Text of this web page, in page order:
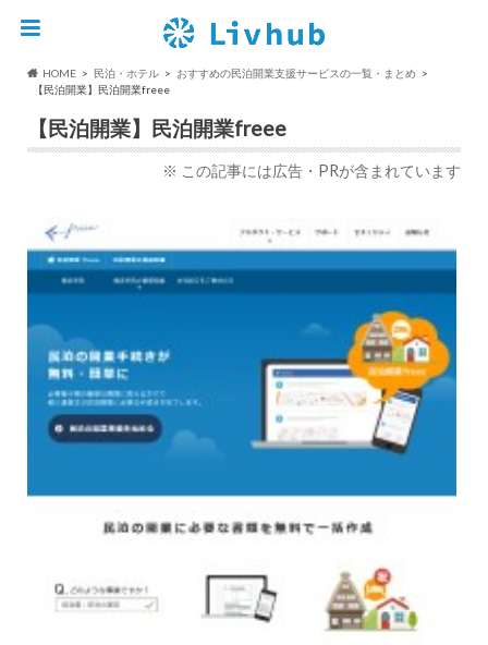
HOME 民泊・ホテル
おすすめの民泊開業支援サービスの一覧・まとめ
【民泊開業】民泊開業freee
【民泊開業】民泊開業freee
※ この記事には広告・PRが含まれています